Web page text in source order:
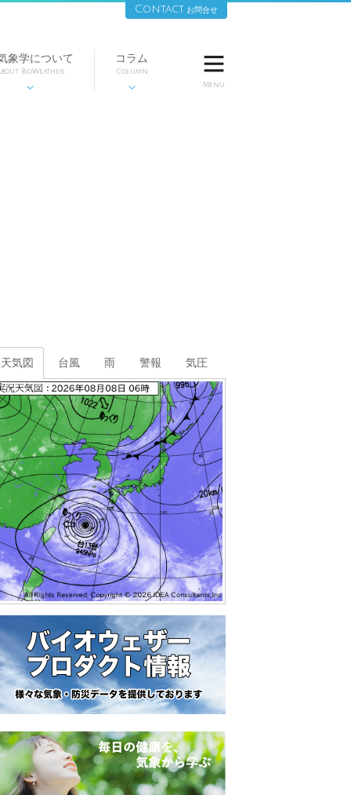
象学について
BioWeather

コラム
Column


Menu
天気図 台風 雨 警報 気圧
Contact お問合せ